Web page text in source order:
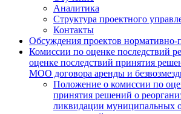
Аналитика
Структура проектного
Контакты
Обсуждения проектов нормативно-
Комиссии по оценке последствий
оценке последствий принятия
МОО договора аренды и
Положение о комиссии по
принятия решений о
ликвидации муниципальных